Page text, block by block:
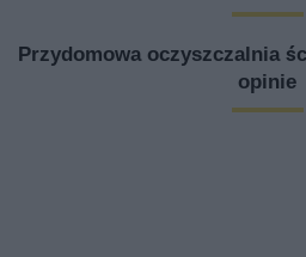
Przydomowa oczyszczalnia
opinie